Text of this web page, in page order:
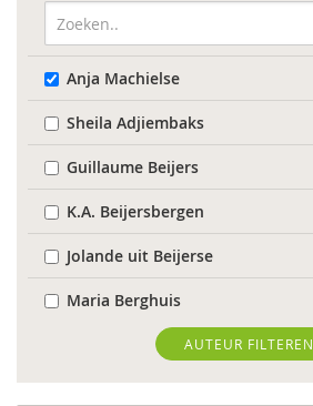
Anja Machielse
Sheila Adjiembaks
Guillaume Beijers
K.A. Beijersbergen
Jolande uit Beijerse
Maria Berghuis
Anne-Mei Blom
Maaike Bolhuis
AUTEUR FILTEREN